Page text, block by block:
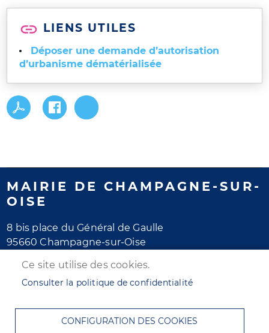
LIENS UTILES
Déposer une demande d’autorisation
d’urbanisme dématérialisée
MAIRIE DE CHAMPAGNE-SUR-
OISE
8 bis place du Général de Gaulle
95660 Champagne-sur-Oise
Horaires d'ouverture
Vendredi : de 8h30 à 12h et de 13h30 à 16h30
Samedi : de 8h30 à 12h
Ce site utilise des cookies.
Consulter la politique de confidentialité
CONFIGURATION DES COOKIES